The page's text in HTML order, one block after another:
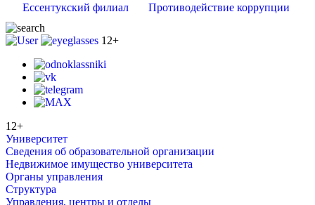
Ессентукский филиал
Противодействие коррупции
12+
12+
Университет
Сведения об образовательной организации
Недвижимое имущество университета
Органы управления
Структура
Управления, центры и отделы